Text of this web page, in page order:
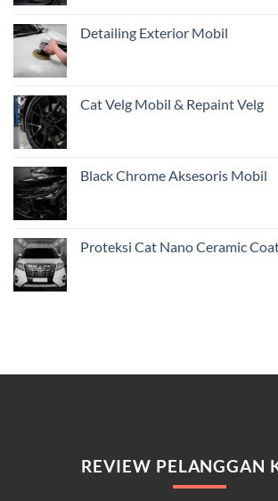
dari
Detailing Exterior Mobil
Cat Velg Mobil & Repaint Velg
Black Chrome Aksesoris Mobil
Proteksi Cat Nano Ceramic
REVIEW PELANGGAN